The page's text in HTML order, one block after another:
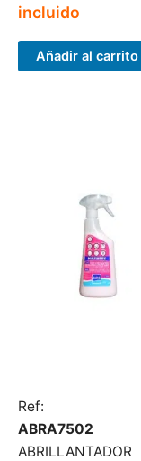
incluido
Añadir al carrito
Ref:
ABRA7502
ABRILLANTADOR